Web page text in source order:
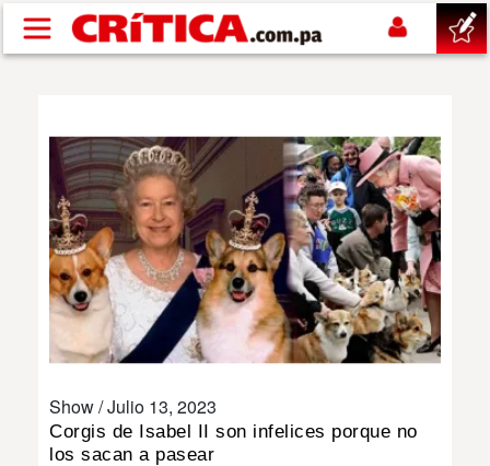
Pasar al contenido principal
SUCESOS
NACIONAL
POLÍTICA
SHOW
DEPORTES
Show /Julio 13, 2023
Corgis de Isabel II son infelices porque no
los sacan a pasear